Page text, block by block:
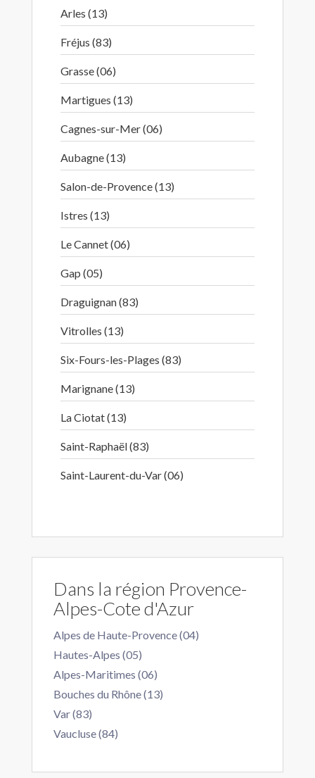
Arles (13)
Fréjus (83)
Grasse (06)
Martigues (13)
Cagnes-sur-Mer (06)
Aubagne (13)
Salon-de-Provence (13)
Istres (13)
Le Cannet (06)
Gap (05)
Draguignan (83)
Vitrolles (13)
Six-Fours-les-Plages (83)
Marignane (13)
La Ciotat (13)
Saint-Raphaël (83)
Saint-Laurent-du-Var (06)
Dans la région Provence-
Alpes-Cote d'Azur
Alpes de Haute-Provence (04)
Hautes-Alpes (05)
Alpes-Maritimes (06)
Bouches du Rhône (13)
Var (83)
Vaucluse (84)